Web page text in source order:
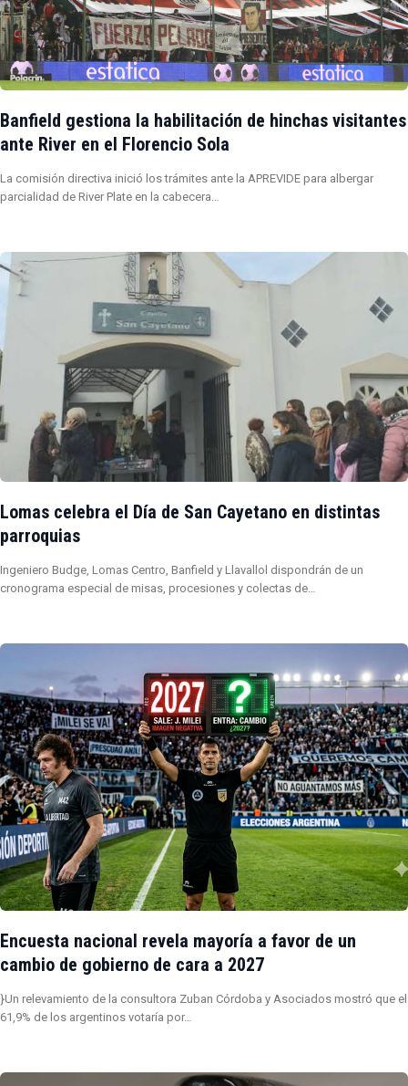
Banfield gestiona la habilitación de hinchas visitantes
ante River en el Florencio Sola
La comisión directiva inició los trámites ante la APREVIDE para albergar
parcialidad de River Plate en la cabecera…
Lomas celebra el Día de San Cayetano en distintas
parroquias
Ingeniero Budge, Lomas Centro, Banfield y Llavallol dispondrán de un
cronograma especial de misas, procesiones y colectas de…
Encuesta nacional revela mayoría a favor de un
cambio de gobierno de cara a 2027
}Un relevamiento de la consultora Zuban Córdoba y Asociados mostró que el
61,9% de los argentinos votaría por…